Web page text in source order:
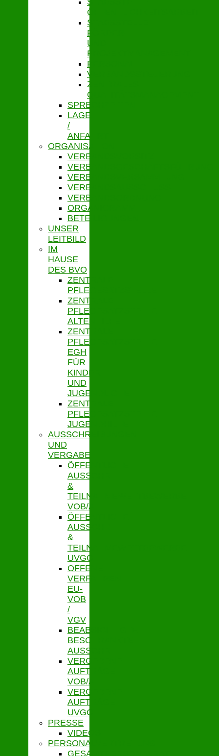
STABSSTELLE
ÖFFENTLICHKEITSARBEIT
STABSSTELLE
FÖRDER-
UND
PROJEKTMANAGEMENT
PERSONAL
VERBANDSSTEUERUNG
ZENTRALES
QUALITÄTSMANAGEMENT
SPRECHZEITEN
LAGE
/
ANFAHRT
ORGANISATION
VERBANDSVORSITZ
VERBANDSGESCHÄFTSFÜHRUNG
VERBANDSVERSAMMLUNG
VERBANDSAUSSCHUSS
VERBANDSORDNUNG
ORGANIGRAMM
BETEILIGUNGEN
UNSER
LEITBILD
IM
HAUSE
DES BVO
ZENTRALE
PFLEGESATZSTELLE
ZENTRALE
PFLEGESATZSTELLE
ALTENHILFE
ZENTRALE
PFLEGESATZSTELLE
EGH
FÜR
KINDER
UND
JUGENDLICHE
ZENTRALE
PFLEGESATZSTELLE
JUGENDHILFE
AUSSCHREIBUNGEN
UND
VERGABE
ÖFFENTLICHE
AUSSCHR.
&
TEILNAHMEWETTBEWERBE
VOB/A
ÖFFENTLICHE
AUSSCHR.
&
TEILNAHMEWETTBEWERBE
UVGO
OFFENE
VERFAHREN
EU-
VOB
/
VGV
BEABSICHTIGTE
BESCHRÄNKTE
AUSSCHR.
VERGEBENE
AUFTRÄGE
VOB/A
VERGEBENE
AUFTRÄGE
UVGO
PRESSE
VIDEOS
PERSONALVERTRETUNG
GESAMTPERSONALRAT